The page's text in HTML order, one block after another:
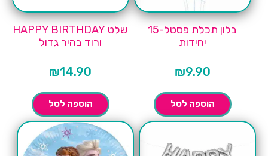
בלון תכלת פסטל-15
יחידות
₪9.90
הוספה לסל
שלט HAPPY BIRTHDAY
ורוד בהיר גדול
₪14.90
הוספה לסל